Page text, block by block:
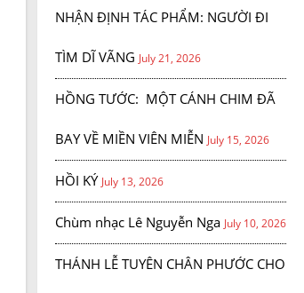
NHẬN ĐỊNH TÁC PHẨM: NGƯỜI ĐI
TÌM DĨ VÃNG July 21, 2026
HỒNG TƯỚC: MỘT CÁNH CHIM ĐÃ
BAY VỀ MIỀN VIÊN MIỄN July 15, 2026
HỒI KÝ July 13, 2026
Chùm nhạc Lê Nguyễn Nga July 10, 2026
THÁNH LỄ TUYÊN CHÂN PHƯỚC CHO